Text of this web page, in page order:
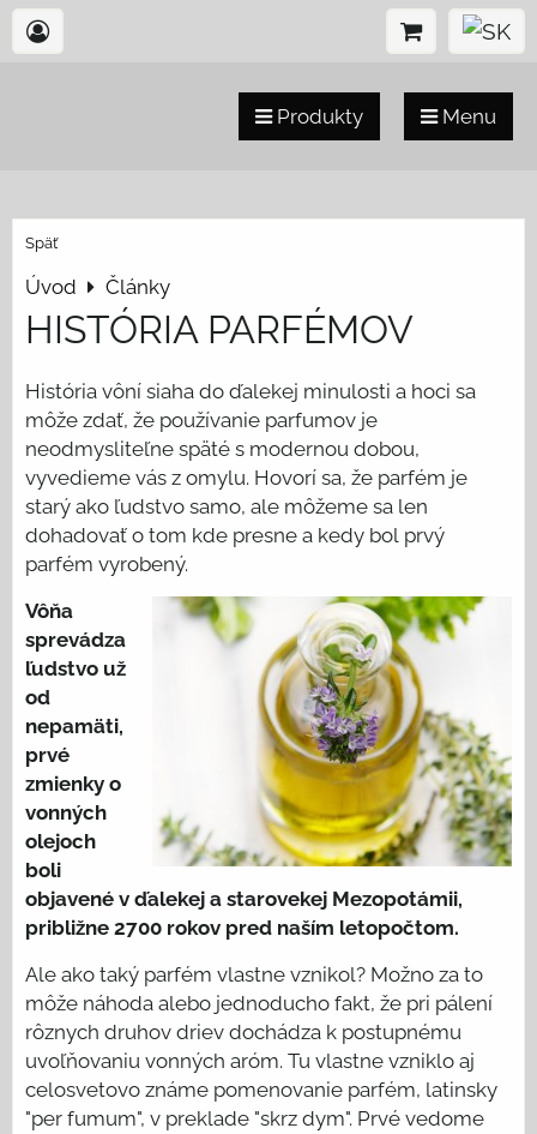
Produkty Menu
Späť
Úvod Články
HISTÓRIA PARFÉMOV
História vôní siaha do ďalekej minulosti a hoci sa
môže zdať, že používanie parfumov je
neodmysliteľne späté s modernou dobou,
vyvedieme vás z omylu. Hovorí sa, že parfém je
starý ako ľudstvo samo, ale môžeme sa len
dohadovať o tom kde presne a kedy bol prvý
parfém vyrobený.
Vôňa
sprevádza
ľudstvo už
od
nepamäti,
prvé
zmienky o
vonných
olejoch
boli
objavené v ďalekej a starovekej Mezopotámii,
približne 2700 rokov pred naším letopočtom.
Ale ako taký parfém vlastne vznikol? Možno za to
môže náhoda alebo jednoducho fakt, že pri pálení
rôznych druhov driev dochádza k postupnému
uvoľňovaniu vonných aróm. Tu vlastne vzniklo aj
celosvetovo známe pomenovanie parfém, latinsky
"per fumum", v preklade "skrz dym". Prvé vedome